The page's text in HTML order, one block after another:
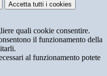
Accetta tutti i cookies
quali cookie consentire.
il funzionamento della
al funzionamento potete